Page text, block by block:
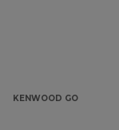
KENWOOD GO